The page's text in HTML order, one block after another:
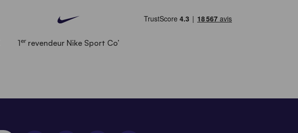
1errevendeur Nike Sport Co’